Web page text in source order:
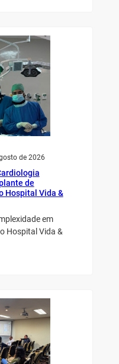
de 2026
de
Hospital Vida &
em
Hospital Vida &